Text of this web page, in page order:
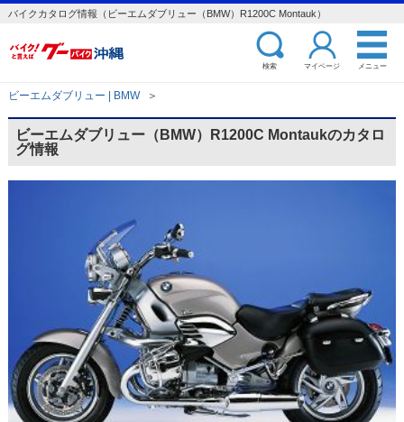
バイクカタログ情報（ビーエムダブリュー（BMW）R1200C Montauk）
検索 マイページ メニュー
ビーエムダブリュー | BMW ＞
ビーエムダブリュー（BMW）R1200C Montaukのカタロ
グ情報